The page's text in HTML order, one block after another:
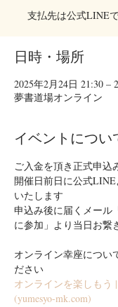
支払先は公式LINE
日時・場所
2025年2月24日 21:30 –
夢書道場オンライン
イベントについ
ご入金を頂き正式申込
開催日前日に公式
いたします
申込み後に届くメール
に参加」より当日お繋
オンライン幸座につい
ださい
オンラインを楽しもう
(yumesyo-mk.com)